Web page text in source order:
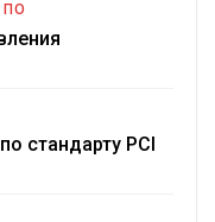
ПО
стандарту PCI